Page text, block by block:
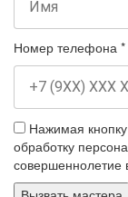
Номер телефона *
Нажимая
обработку
совершеннолетие